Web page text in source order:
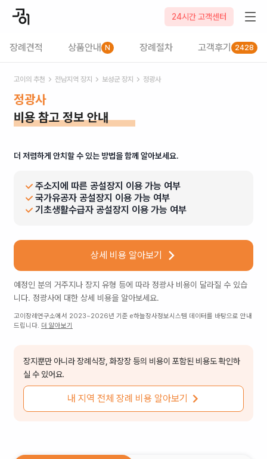
24시간 고객센터
장례견적 상품안내 N 장례절차 고객후기 2428
고이의 추천 전남지역 장지 보성군 장지 정광사
정광사
비용 참고 정보 안내
더 저렴하게 안치할 수 있는 방법을 함께 알아보세요.
주소지에 따른 공설장지 이용 가능 여부
국가유공자 공설장지 이용 가능 여부
기초생활수급자 공설장지 이용 가능 여부
상세 비용 알아보기
예정인 분의 거주지나 장지 유형 등에 따라 정광사비용이 달라질 수 있습
니다. 정광사에 대한 상세 비용을 알아보세요.
고이장례연구소에서 2023~2026년 기준 e하늘장사정보시스템 데이터를 바탕으로 안내
드립니다. 더 알아보기
장지뿐만 아니라 장례식장, 화장장 등의 비용이 포함된 비용도 확인하
실 수 있어요.
내 지역 전체 장례 비용 알아보기